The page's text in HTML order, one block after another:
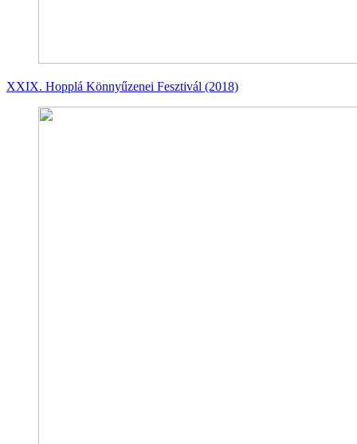
XXIX. Hopplá Könnyűzenei Fesztivál (2018)